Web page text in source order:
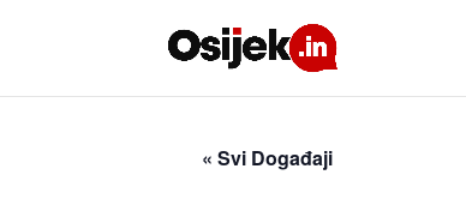
« Svi Događaji